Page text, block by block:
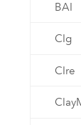
BAI
CIg
CIre